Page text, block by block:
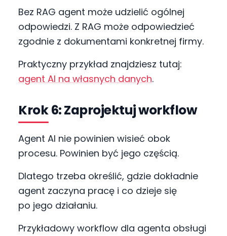
Bez RAG agent może udzielić ogólnej
odpowiedzi. Z RAG może odpowiedzieć
zgodnie z dokumentami konkretnej firmy.
Praktyczny przykład znajdziesz tutaj:
agent AI na własnych danych.
Krok 6: Zaprojektuj workflow
Agent AI nie powinien wisieć obok
procesu. Powinien być jego częścią.
Dlatego trzeba określić, gdzie dokładnie
agent zaczyna pracę i co dzieje się
po jego działaniu.
Przykładowy workflow dla agenta obsługi